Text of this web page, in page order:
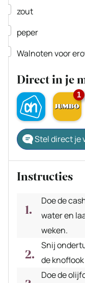
▢
zout
▢
peper
▢
Walnoten voor
Direct in je
1
Stel direct je
Instructies
Doe de
water en
weken.
Snij
de knoflook
Doe de